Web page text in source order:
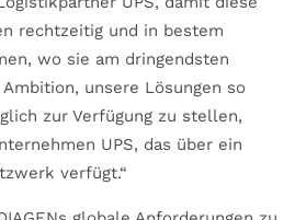
rechtzeitig und in bestem
wo sie am dringendsten
unsere Lösungen so
zur Verfügung zu stellen,
UPS, das über ein
verfügt.“